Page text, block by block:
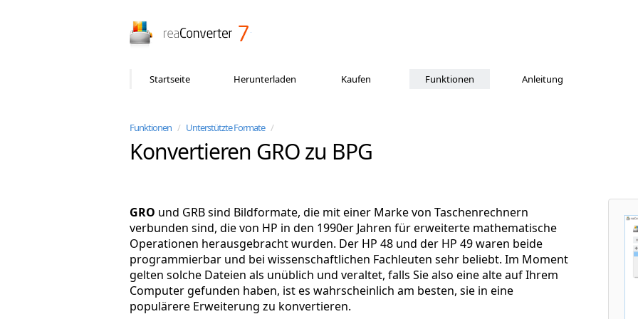
Startseite Herunterladen Kaufen Funktionen Anleitung
Funktionen / Unterstützte Formate /
Konvertieren GRO zu BPG
GRO und GRB sind Bildformate, die mit einer Marke von Taschenrechnern
verbunden sind, die von HP in den 1990er Jahren für erweiterte mathematische
Operationen herausgebracht wurden. Der HP 48 und der HP 49 waren beide
programmierbar und bei wissenschaftlichen Fachleuten sehr beliebt. Im Moment
gelten solche Dateien als unüblich und veraltet, falls Sie also eine alte auf Ihrem
Computer gefunden haben, ist es wahrscheinlich am besten, sie in eine
populärere Erweiterung zu konvertieren.